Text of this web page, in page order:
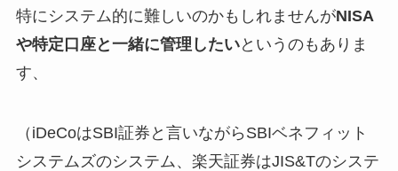
特にシステム的に難しいのかもしれませんがNISA
や特定口座と一緒に管理したいというのもありま
す、
（iDeCoはSBI証券と言いながらSBIベネフィット
システムズのシステム、楽天証券はJIS&Tのシステ